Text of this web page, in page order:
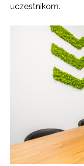
uczestnikom.